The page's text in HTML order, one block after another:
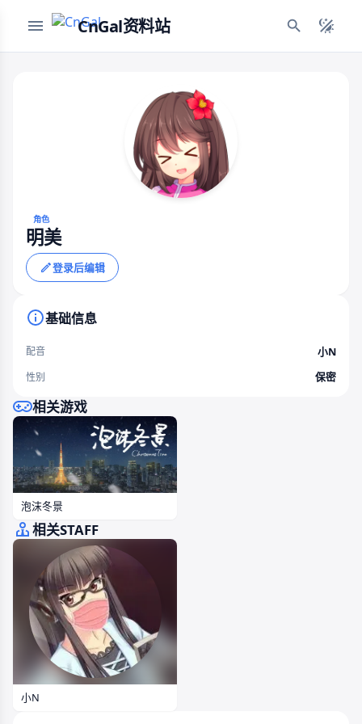
CnGal资料站
角色
明美
登录后编辑
相关游戏
泡沫冬景
相关STAFF
小N
基础信息
配音 小N
性别 保密